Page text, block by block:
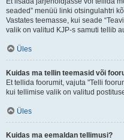
seaded” menüü linki otsingulahtri
Vastates teemasse, kui seade
valik on valitud KJP-s samuti tellib
Üles
Kuidas ma tellin teemasid või
Et tellida foorumit, vajuta "Telli
kui tellimise valik on valitud
Üles
Kuidas ma eemaldan tellimusi?